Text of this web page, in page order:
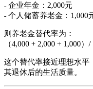
- 企业年金：2,000元
- 个人储蓄养老金：1,000
则养老金替代率为：
（4,000 + 2,000 + 1,000）
这个替代率接近理想水平
其退休后的生活质量。